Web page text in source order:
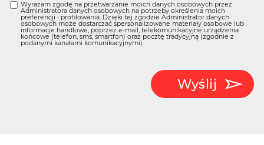
Wyrażam zgodę na przetwarzanie moich danych osobowych przez
Administratora danych osobowych na potrzeby określenia moich
preferencji i profilowania. Dzięki tej zgodzie Administrator danych
osobowych może dostarczać spersonalizowane materiały osobowe lub
informacje handlowe, poprzez e-mail, telekomunikacyjne urządzenia
końcowe (telefon, sms, smartfon) oraz pocztę tradycyjną (zgodnie z
podanymi kanałami komunikacyjnymi).
Wyślij